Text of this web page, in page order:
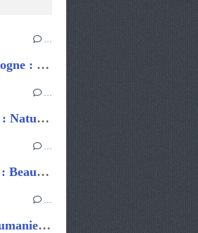
…
Bilan de la Pologne : de très belles villes, des visites historiques, un devoir de mémoire…
…
Bilan Lituanie : Nature préservée, maisons en bois, quelques villes sympas, …
…
Bilan Lettonie : Beaucoup de très belles randonnées …
…
Bilan de la Roumanie : Gros gros coup de coeur